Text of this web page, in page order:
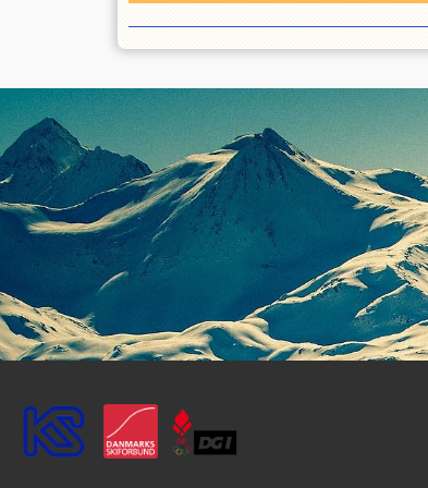
OPRET EN PROFIL